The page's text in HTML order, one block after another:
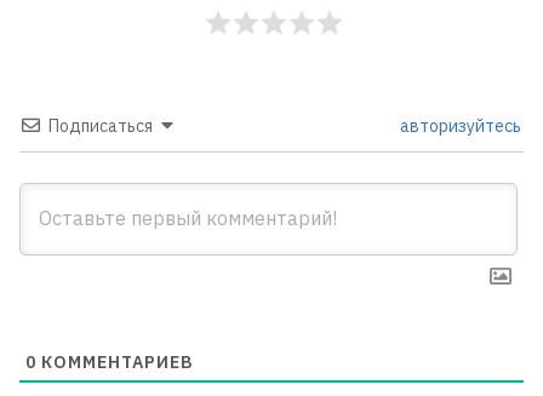
Подписаться авторизуйтесь
0 КОММЕНТАРИЕВ